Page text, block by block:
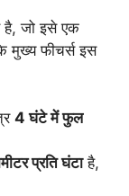
जो इसे एक
मुख्य फीचर्स इस
4 घंटे में फुल
प्रति घंटाहै,